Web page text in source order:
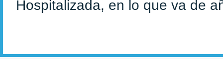
Hospitalizada, en lo que va de